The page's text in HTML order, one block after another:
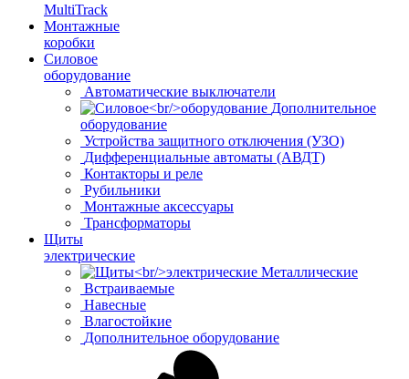
MultiTrack
Монтажные
коробки
Силовое
оборудование
Автоматические выключатели
Дополнительное
оборудование
Устройства защитного отключения (УЗО)
Дифференциальные автоматы (АВДТ)
Контакторы и реле
Рубильники
Монтажные аксессуары
Трансформаторы
Щиты
электрические
Металлические
Встраиваемые
Навесные
Влагостойкие
Дополнительное оборудование